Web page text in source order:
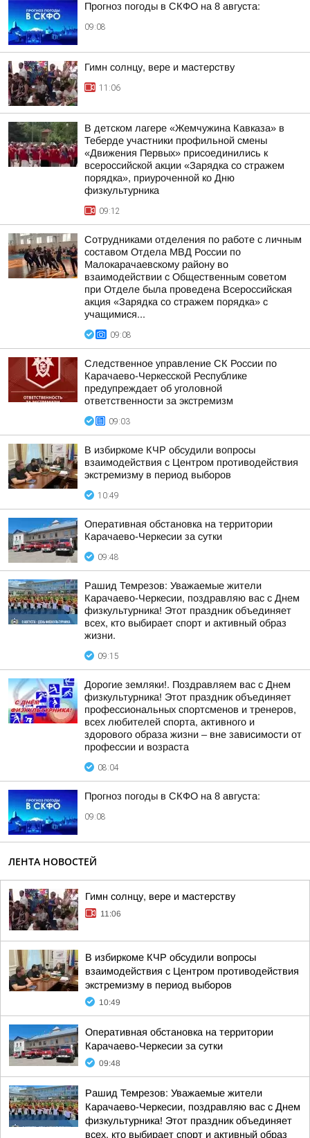
Прогноз погоды в СКФО на 8 августа:
09:08
Гимн солнцу, вере и мастерству
11:06
В детском лагере «Жемчужина Кавказа» в
Теберде участники профильной смены
«Движения Первых» присоединились к
всероссийской акции «Зарядка со стражем
порядка», приуроченной ко Дню
физкультурника
09:12
Сотрудниками отделения по работе с личным
составом Отдела МВД России по
Малокарачаевскому району во
взаимодействии с Общественным советом
при Отделе была проведена Всероссийская
акция «Зарядка со стражем порядка» с
учащимися...
09:08
Следственное управление СК России по
Карачаево-Черкесской Республике
предупреждает об уголовной
ответственности за экстремизм
09:03
В избиркоме КЧР обсудили вопросы
взаимодействия с Центром противодействия
экстремизму в период выборов
10:49
Оперативная обстановка на территории
Карачаево-Черкесии за сутки
09:48
Рашид Темрезов: Уважаемые жители
Карачаево-Черкесии, поздравляю вас с Днем
физкультурника! Этот праздник объединяет
всех, кто выбирает спорт и активный образ
жизни.
09:15
Дорогие земляки!. Поздравляем вас с Днем
физкультурника! Этот праздник объединяет
профессиональных спортсменов и тренеров,
всех любителей спорта, активного и
здорового образа жизни – вне зависимости от
профессии и возраста
08:04
Прогноз погоды в СКФО на 8 августа:
09:08
ЛЕНТА НОВОСТЕЙ
Гимн солнцу, вере и мастерству
11:06
В избиркоме КЧР обсудили вопросы
взаимодействия с Центром противодействия
экстремизму в период выборов
10:49
Оперативная обстановка на территории
Карачаево-Черкесии за сутки
09:48
Рашид Темрезов: Уважаемые жители
Карачаево-Черкесии, поздравляю вас с Днем
физкультурника! Этот праздник объединяет
всех, кто выбирает спорт и активный образ